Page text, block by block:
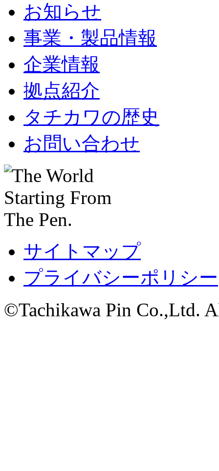
お知らせ
事業・製品情報
企業情報
拠点紹介
タチカワの歴史
お問い合わせ
サイトマップ
プライバシーポリシー
©Tachikawa Pin Co.,Ltd.